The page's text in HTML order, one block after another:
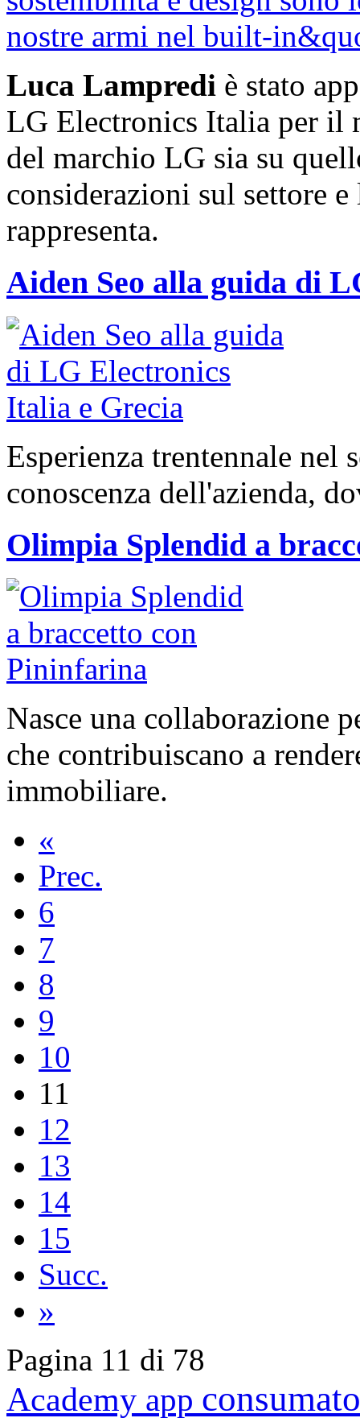
Luca Lampredi è stato
LG Electronics Italia per il
del marchio LG sia su
considerazioni sul settore
rappresenta.
Aiden Seo alla guida di
Esperienza trentennale nel
conoscenza dell'azienda,
Olimpia Splendid a
Nasce una collaborazione
che contribuiscano a
immobiliare.
«
Prec.
6
7
8
9
10
11
12
13
14
15
Succ.
»
Pagina 11 di 78
Academy app